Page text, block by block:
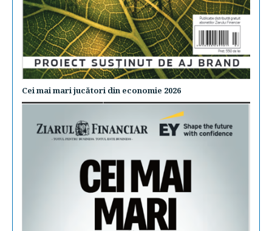
Cei mai mari jucători din economie 2026